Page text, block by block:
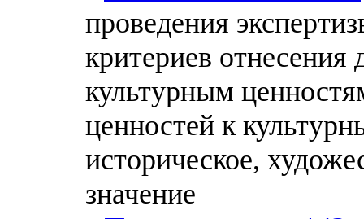
проведения
критериев
культурным
ценностей к
историческое,
значение